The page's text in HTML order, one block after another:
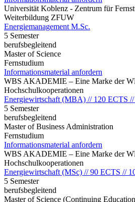
Universität Koblenz - Zentrum für
Weiterbildung ZFUW
Energiemanagement M.Sc.
5 Semester
berufsbegleitend
Master of Science
Fernstudium
Informationsmaterial anfordern
WBS AKADEMIE – Eine Marke der
Hochschulkooperationen
Energiewirtschaft (MBA) // 120 ECTS
5 Semester
berufsbegleitend
Master of Business Administration
Fernstudium
Informationsmaterial anfordern
WBS AKADEMIE – Eine Marke der
Hochschulkooperationen
Energiewirtschaft (MSc) // 90 ECTS //
5 Semester
berufsbegleitend
Master of Science (Continuing